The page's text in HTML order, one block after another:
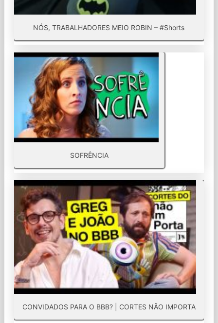
NÓS, TRABALHADORES MEIO ROBIN – #Shorts
SOFRÊNCIA
CONVIDADOS PARA O BBB? | CORTES NÃO IMPORTA